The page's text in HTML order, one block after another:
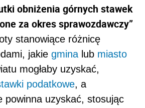
obniżenia górnych stawek
za okres sprawozdawczy”
stanowiące różnicę
jakie gminalub miasto
mogłaby uzyskać,
podatkowe, a
powinna uzyskać, stosując